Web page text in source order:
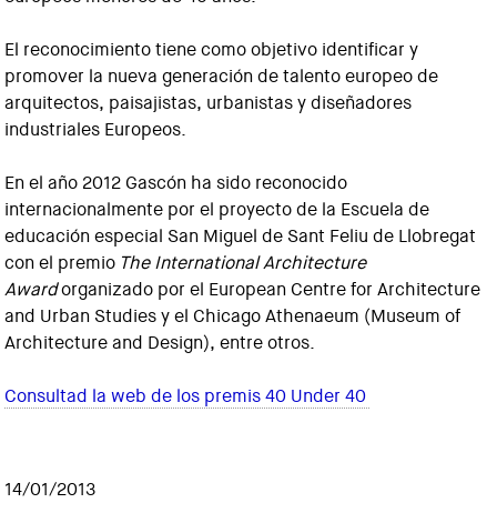
El reconocimiento tiene como objetivo identificar y
promover la nueva generación de talento europeo de
arquitectos, paisajistas, urbanistas y diseñadores
industriales Europeos.
En el año 2012 Gascón ha sido reconocido
internacionalmente por el proyecto de la Escuela de
educación especial San Miguel de Sant Feliu de Llobregat
con el premio The International Architecture
Awardorganizado por el European Centre for Architecture
and Urban Studies y el Chicago Athenaeum (Museum of
Architecture and Design), entre otros.
Consultad la web de los premis 40 Under 40
14/01/2013